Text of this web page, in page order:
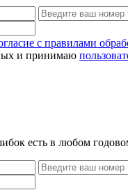
с правилами
и принимаю
есть в любом